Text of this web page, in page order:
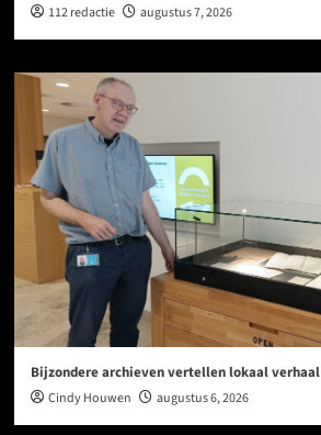
112 redactie augustus 7, 2026
Bijzondere archieven vertellen lokaal verhaal
Cindy Houwen augustus 6, 2026